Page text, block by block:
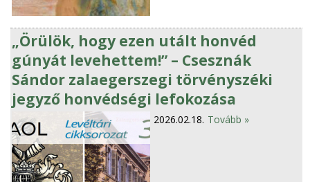
„Örülök, hogy ezen utált honvéd
gúnyát levehettem!” – Csesznák
Sándor zalaegerszegi törvényszéki
jegyző honvédségi lefokozása
2026.02.18. Tovább »